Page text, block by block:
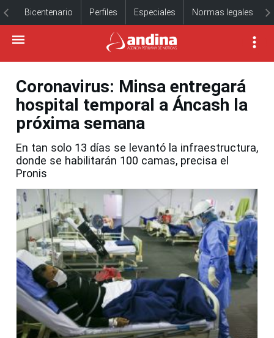
Bicentenario Perfiles Especiales Normas legales
Coronavirus: Minsa entregará
hospital temporal a Áncash la
próxima semana
En tan solo 13 días se levantó la infraestructura,
donde se habilitarán 100 camas, precisa el
Pronis